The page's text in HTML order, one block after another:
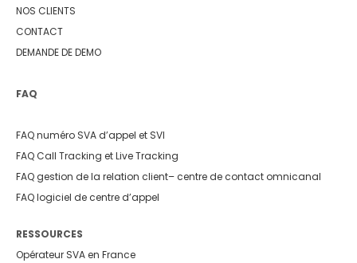
NOS CLIENTS
CONTACT
DEMANDE DE DEMO
FAQ
FAQ numéro SVA d’appel et SVI
FAQ Call Tracking et Live Tracking
FAQ gestion de la relation client– centre de contact omnicanal
FAQ logiciel de centre d’appel
RESSOURCES
Opérateur SVA en France